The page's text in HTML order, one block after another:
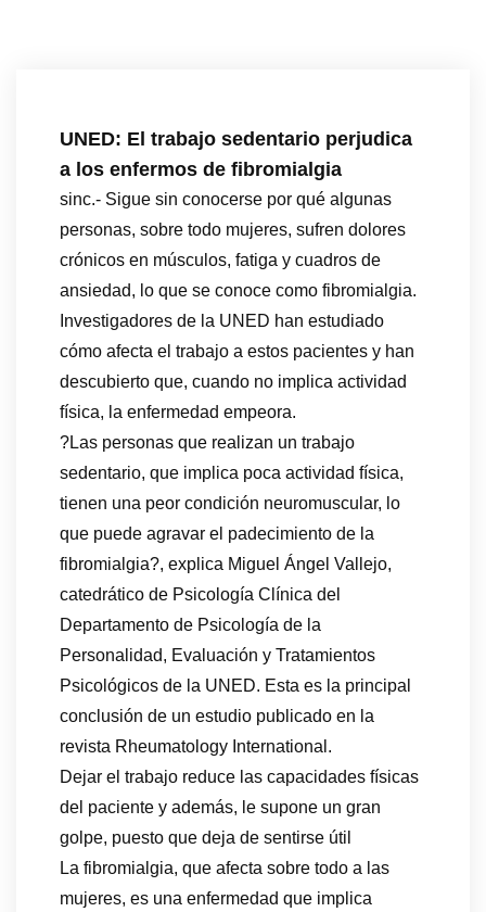
UNED: El trabajo sedentario perjudica
a los enfermos de fibromialgia
sinc.- Sigue sin conocerse por qué algunas
personas, sobre todo mujeres, sufren dolores
crónicos en músculos, fatiga y cuadros de
ansiedad, lo que se conoce como fibromialgia.
Investigadores de la UNED han estudiado
cómo afecta el trabajo a estos pacientes y han
descubierto que, cuando no implica actividad
física, la enfermedad empeora.
?Las personas que realizan un trabajo
sedentario, que implica poca actividad física,
tienen una peor condición neuromuscular, lo
que puede agravar el padecimiento de la
fibromialgia?, explica Miguel Ángel Vallejo,
catedrático de Psicología Clínica del
Departamento de Psicología de la
Personalidad, Evaluación y Tratamientos
Psicológicos de la UNED. Esta es la principal
conclusión de un estudio publicado en la
revista Rheumatology International.
Dejar el trabajo reduce las capacidades físicas
del paciente y además, le supone un gran
golpe, puesto que deja de sentirse útil
La fibromialgia, que afecta sobre todo a las
mujeres, es una enfermedad que implica